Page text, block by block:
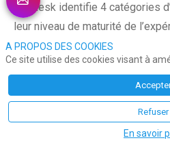
Zendesk identifie 4 catégories
leur niveau de maturité de
Champion, Avancé, Émergent et
L’Espagne est le premier
13% de moyennes et
A PROPOS DES COOKIES
Ce site utilise des cookies visant à
Refuser
En savoir